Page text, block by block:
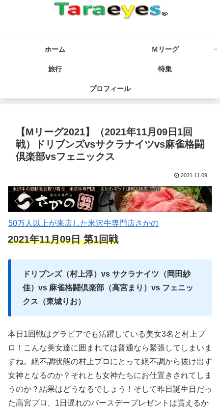
ホーム Ｍリーグ
旅行 特集
プロフィール
【Mリーグ2021】（2021年11月09日1回
戦）ドリブンズvsサクラナイツvs麻雀格闘
倶楽部vsフェニックス
2021.11.09
50万人以上が来店した米沢牛専門店さかの
2021年11月09日 第1回戦
ドリブンズ（村上淳）vs サクラナイツ（岡田紗
佳）vs 麻雀格闘倶楽部（高宮まり）vs フェニッ
クス（東城りお）
本日1回戦はグラビアでも活躍している美女3名と村上プ
ロ！こんな美女達に囲まれては普通なら緊張してしまいま
すね。絶不調状態の村上プロにとって絶不調から抜け出す
女神となるのか？それとも女神たちにお仕置きされてしま
うのか？結果はどうなるでしょう！そして昨日誕生日だっ
た高宮プロ、1日遅れのバースデープレゼントは貰えるか